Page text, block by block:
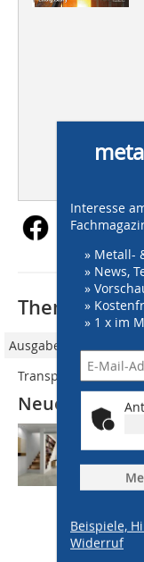
Interesse
» Metall-
» News,
»
»
» 1 x im
Beispiele,
Widerruf
Thematisch
Ausgabe 08/2009
Transparenz dank
Neues